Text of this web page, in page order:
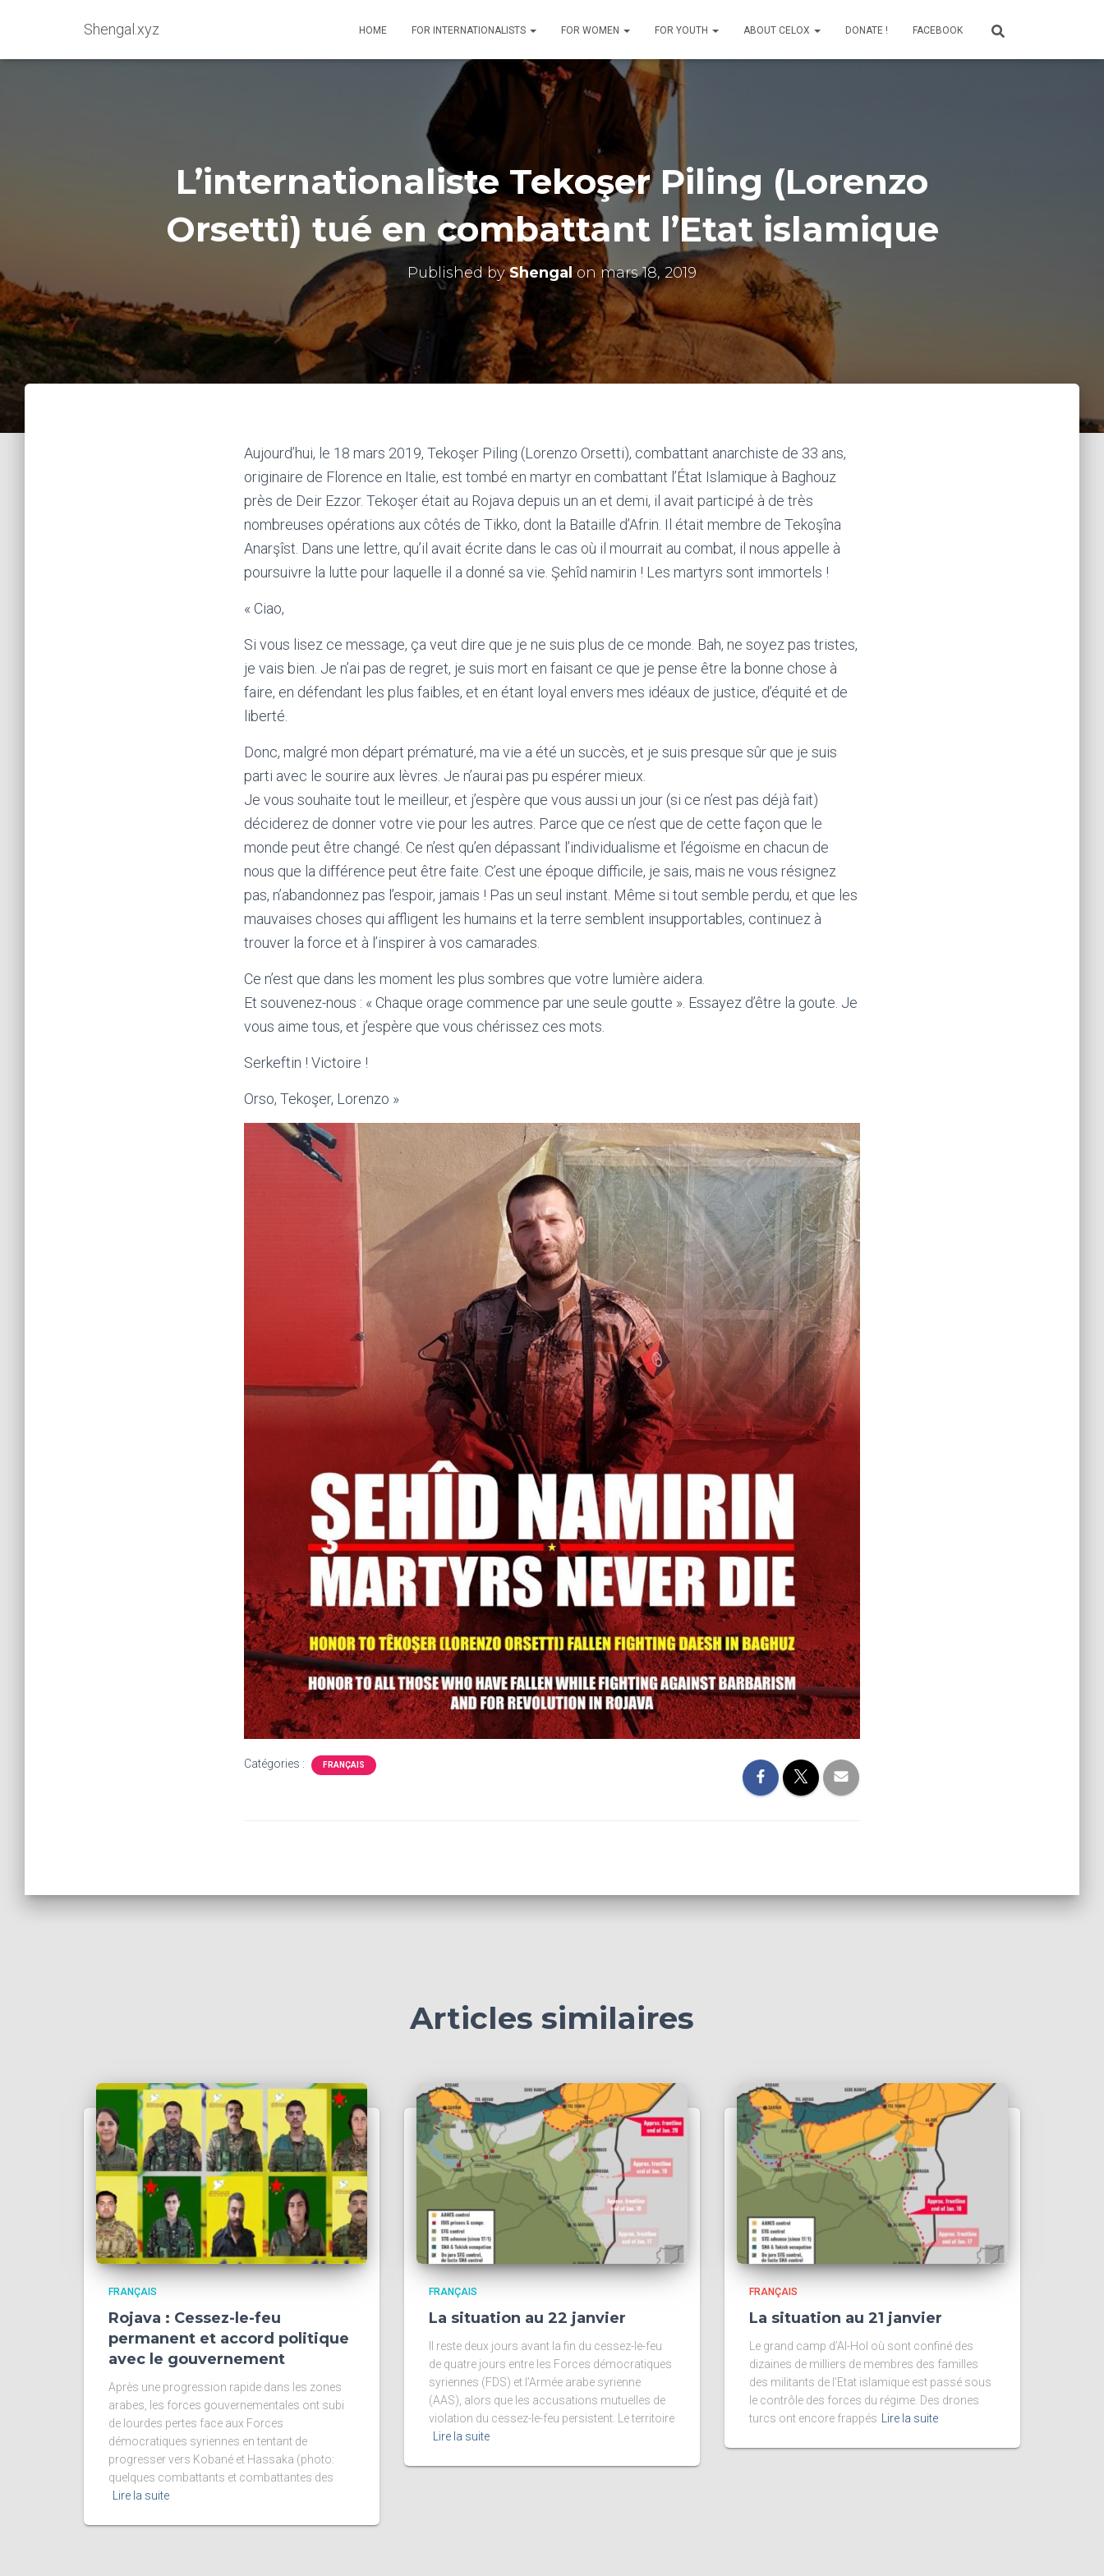
Shengal.xyz HOME FOR INTERNATIONALISTS FOR WOMEN FOR YOUTH ABOUT CELOX DONATE ! FACEBOOK
L’internationaliste Tekoşer Piling (Lorenzo
Orsetti) tué en combattant l’Etat islamique
Published byShengal onmars 18, 2019
Aujourd’hui, le 18 mars 2019, Tekoşer Piling (Lorenzo Orsetti), combattant anarchiste de 33 ans,
originaire de Florence en Italie, est tombé en martyr en combattant l’État Islamique à Baghouz
près de Deir Ezzor. Tekoşer était au Rojava depuis un an et demi, il avait participé à de très
nombreuses opérations aux côtés de Tikko, dont la Bataille d’Afrin. Il était membre de Tekoşîna
Anarşîst. Dans une lettre, qu’il avait écrite dans le cas où il mourrait au combat, il nous appelle à
poursuivre la lutte pour laquelle il a donné sa vie. Şehîd namirin ! Les martyrs sont immortels !
« Ciao,
Si vous lisez ce message, ça veut dire que je ne suis plus de ce monde. Bah, ne soyez pas tristes,
je vais bien. Je n’ai pas de regret, je suis mort en faisant ce que je pense être la bonne chose à
faire, en défendant les plus faibles, et en étant loyal envers mes idéaux de justice, d’équité et de
liberté.
Donc, malgré mon départ prématuré, ma vie a été un succès, et je suis presque sûr que je suis
parti avec le sourire aux lèvres. Je n’aurai pas pu espérer mieux.
Je vous souhaite tout le meilleur, et j’espère que vous aussi un jour (si ce n’est pas déjà fait)
déciderez de donner votre vie pour les autres. Parce que ce n’est que de cette façon que le
monde peut être changé. Ce n’est qu’en dépassant l’individualisme et l’égoïsme en chacun de
nous que la différence peut être faite. C’est une époque difficile, je sais, mais ne vous résignez
pas, n’abandonnez pas l’espoir, jamais ! Pas un seul instant. Même si tout semble perdu, et que les
mauvaises choses qui affligent les humains et la terre semblent insupportables, continuez à
trouver la force et à l’inspirer à vos camarades.
Ce n’est que dans les moment les plus sombres que votre lumière aidera.
Et souvenez-nous : « Chaque orage commence par une seule goutte ». Essayez d’être la goute. Je
vous aime tous, et j’espère que vous chérissez ces mots.
Serkeftin ! Victoire !
Orso, Tekoşer, Lorenzo »
Catégories : FRANÇAIS
Articles similaires
FRANÇAIS
Rojava : Cessez-le-feu
permanent et accord politique
avec le gouvernement
Après une progression rapide dans les zones
arabes, les forces gouvernementales ont subi
de lourdes pertes face aux Forces
démocratiques syriennes en tentant de
progresser vers Kobané et Hassaka (photo:
quelques combattants et combattantes des
Lire la suite
FRANÇAIS
La situation au 22 janvier
Il reste deux jours avant la fin du cessez-le-feu
de quatre jours entre les Forces démocratiques
syriennes (FDS) et l’Armée arabe syrienne
(AAS), alors que les accusations mutuelles de
violation du cessez-le-feu persistent. Le territoire
Lire la suite
FRANÇAIS
La situation au 21 janvier
Le grand camp d’Al-Hol où sont confiné des
dizaines de milliers de membres des familles
des militants de l’Etat islamique est passé sous
le contrôle des forces du régime. Des drones
turcs ont encore frappés
Lire la suite